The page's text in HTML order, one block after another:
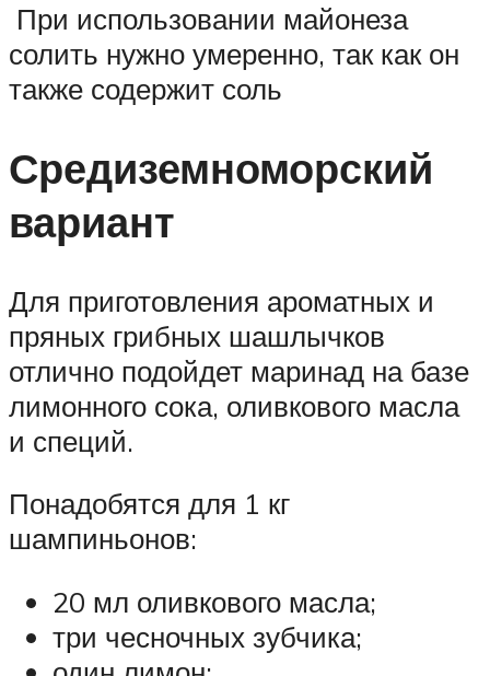
При использовании майонеза
солить нужно умеренно, так как он
также содержит соль
Средиземноморский
вариант
Для приготовления ароматных и
пряных грибных шашлычков
отлично подойдет маринад на базе
лимонного сока, оливкового масла
и специй.
Понадобятся для 1 кг
шампиньонов:
20 мл оливкового масла;
три чесночных зубчика;